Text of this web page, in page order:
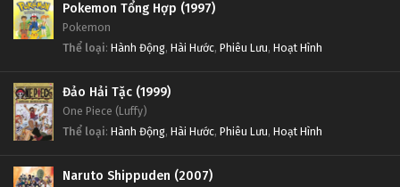
Pokemon Tổng Hợp (1997)
Pokemon
Thể loại: Hành Động, Hài Hước, Phiêu Lưu, Hoạt Hình
Đảo Hải Tặc (1999)
One Piece (Luffy)
Thể loại: Hành Động, Hài Hước, Phiêu Lưu, Hoạt Hình
Naruto Shippuden (2007)